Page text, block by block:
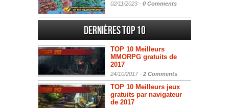
02/11/2023 - 0 Comments
Dernières Top 10
TOP 10 Meilleurs
MMORPG gratuits de
2017
24/10/2017 - 2 Comments
TOP 10 Meilleurs jeux
gratuits par navigateur
de 2017